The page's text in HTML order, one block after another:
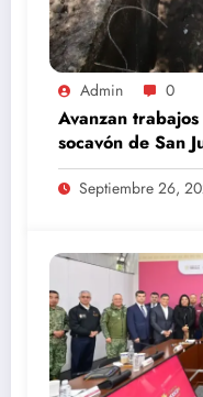
Admin 0
Avanzan
socavón de San
Izcalli
Septiembre 26,